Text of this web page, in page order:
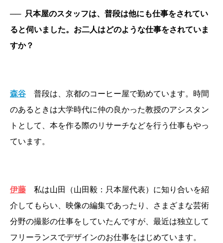
── 只本屋のスタッフは、普段は他にも仕事をされてい
ると伺いました。お二人はどのような仕事をされていま
すか？
森谷
普段は、京都のコーヒー屋で勤めています。時間
のあるときは大学時代に仲の良かった教授のアシスタン
トとして、本を作る際のリサーチなどを行う仕事もやっ
ています。
伊藤
私は山田（山田毅：只本屋代表）に知り合いを紹
介してもらい、映像の編集であったり、さまざまな芸術
分野の撮影の仕事をしていたんですが、最近は独立して
フリーランスでデザインのお仕事をはじめています。